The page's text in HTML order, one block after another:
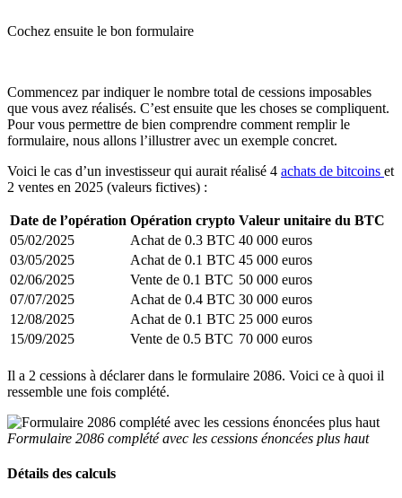
Cochez ensuite le bon formulaire
Commencez par indiquer le nombre total de cessions imposables
que vous avez réalisés. C’est ensuite que les choses se compliquent.
Pour vous permettre de bien comprendre comment remplir le
formulaire, nous allons l’illustrer avec un exemple concret.
Voici le cas d’un investisseur qui aurait réalisé 4 achats de bitcoins et
2 ventes en 2025 (valeurs fictives) :
Date de l’opération Opération crypto Valeur unitaire du BTC
05/02/2025
Achat de 0.3 BTC 40 000 euros
03/05/2025
Achat de 0.1 BTC 45 000 euros
02/06/2025
Vente de 0.1 BTC 50 000 euros
07/07/2025
Achat de 0.4 BTC 30 000 euros
12/08/2025
Achat de 0.1 BTC 25 000 euros
15/09/2025
Vente de 0.5 BTC 70 000 euros
Il a 2 cessions à déclarer dans le formulaire 2086. Voici ce à quoi il
ressemble une fois complété.
Formulaire 2086 complété avec les cessions énoncées plus haut
Détails des calculs